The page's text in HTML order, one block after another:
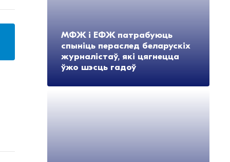
МФЖ і ЕФЖ патрабуюць
спыніць пераслед беларускіх
журналістаў, які цягнецца
ўжо шэсць гадоў